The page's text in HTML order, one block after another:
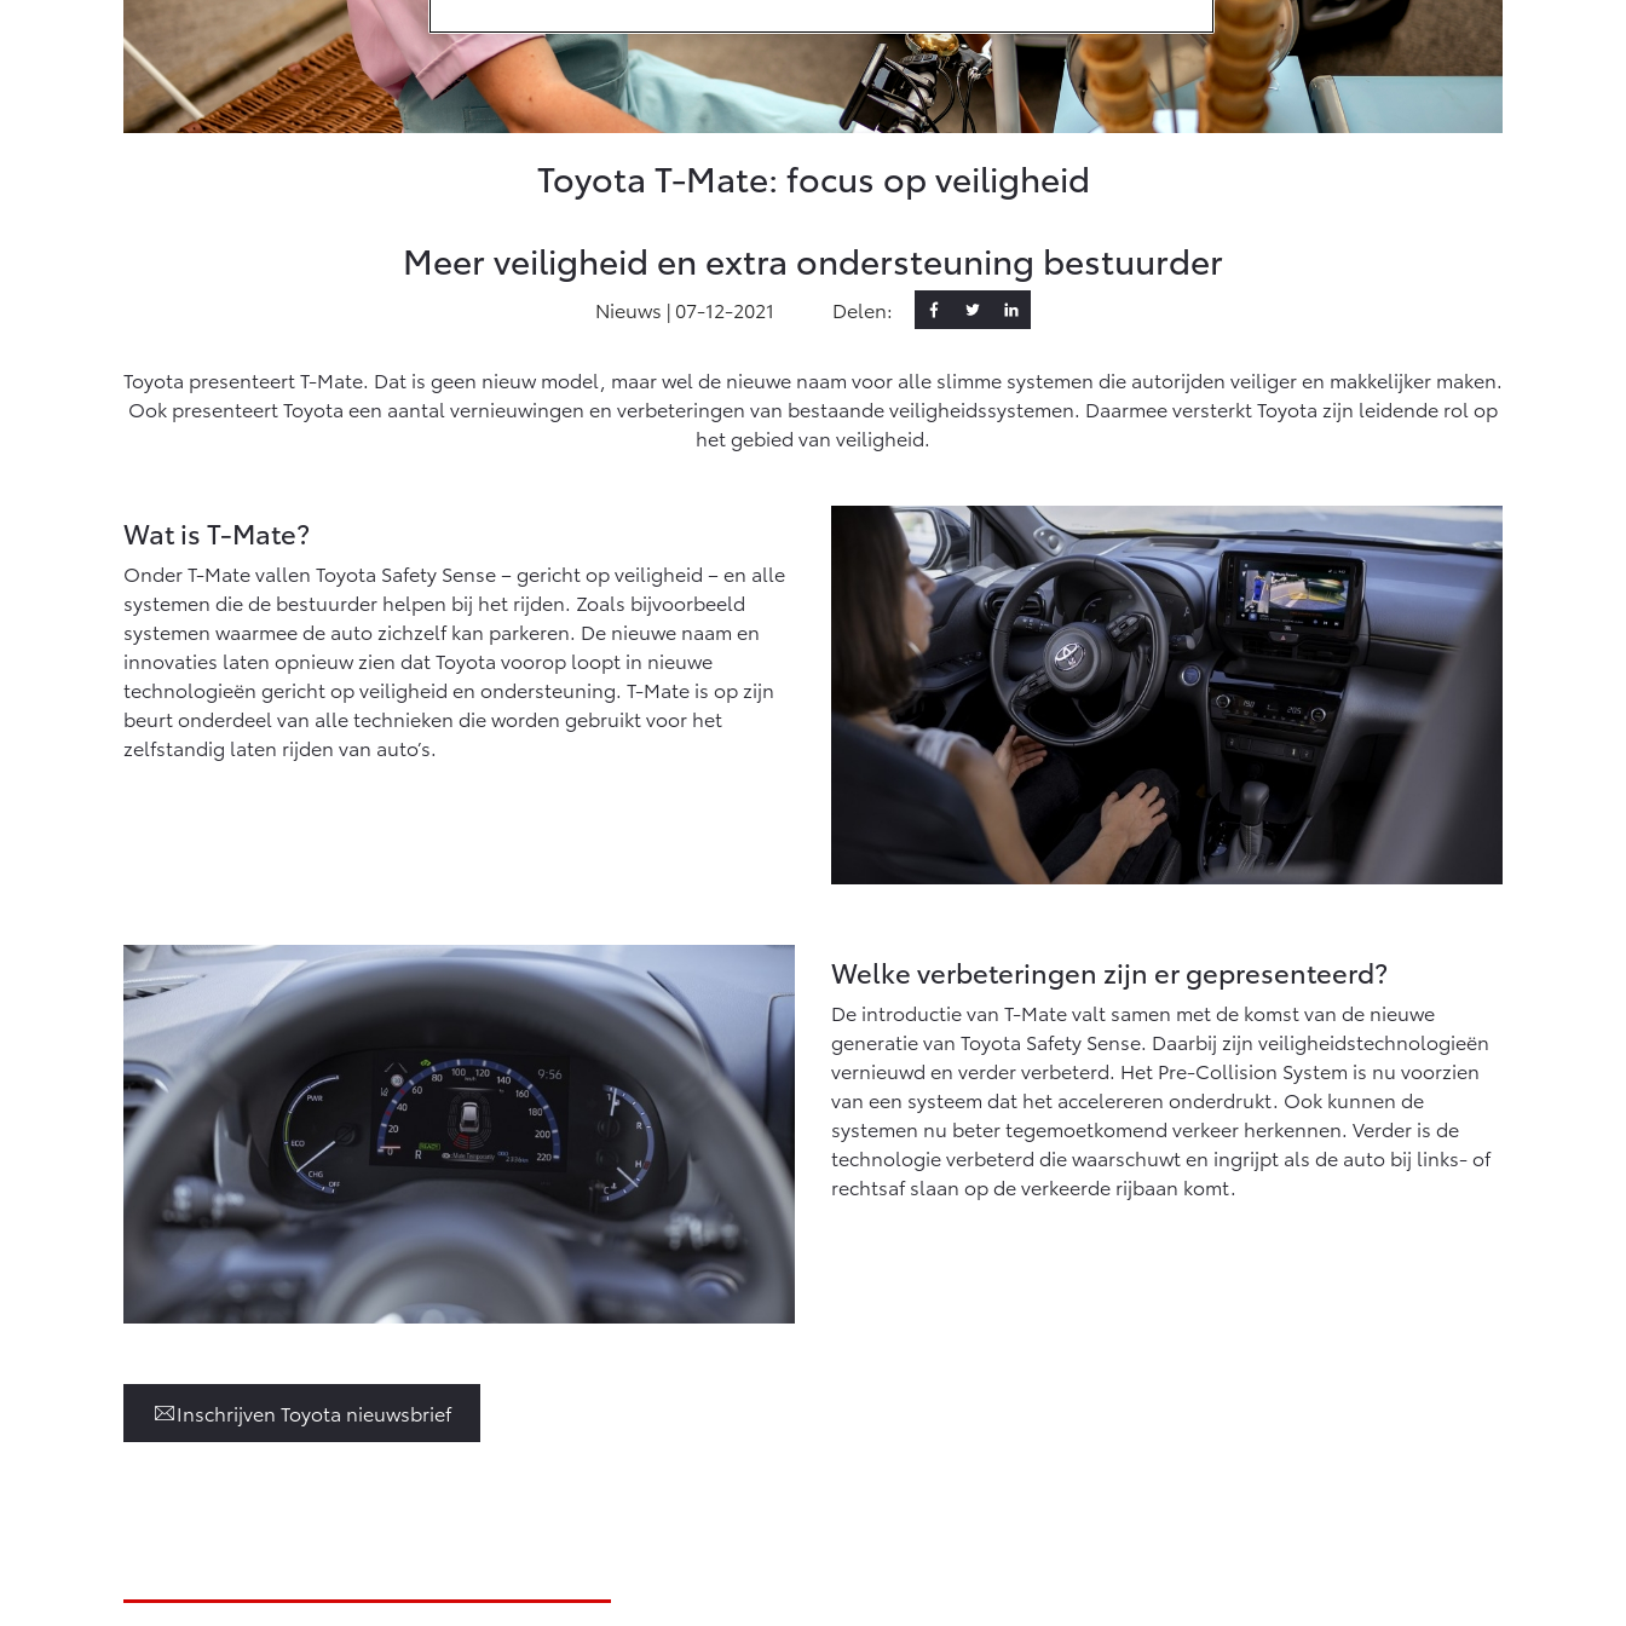
Connected
Connected Services
MyToyota login
MyToyota App
Abonnementen
Connected check
Toyota T-Mate: focus op veiligheid
Meer veiligheid en extra ondersteuning bestuurder
Nieuws | 07-12-2021 Delen:
Toyota presenteert T-Mate. Dat is geen nieuw model, maar wel de nieuwe naam voor alle slimme systemen die autorijden veiliger en makkelijker maken.
Ook presenteert Toyota een aantal vernieuwingen en verbeteringen van bestaande veiligheidssystemen. Daarmee versterkt Toyota zijn leidende rol op
het gebied van veiligheid.
Wat is T-Mate?
Onder T-Mate vallen Toyota Safety Sense – gericht op veiligheid – en alle
systemen die de bestuurder helpen bij het rijden. Zoals bijvoorbeeld
systemen waarmee de auto zichzelf kan parkeren. De nieuwe naam en
innovaties laten opnieuw zien dat Toyota voorop loopt in nieuwe
technologieën gericht op veiligheid en ondersteuning. T-Mate is op zijn
beurt onderdeel van alle technieken die worden gebruikt voor het
zelfstandig laten rijden van auto’s.
Welke verbeteringen zijn er gepresenteerd?
De introductie van T-Mate valt samen met de komst van de nieuwe
generatie van Toyota Safety Sense. Daarbij zijn veiligheidstechnologieën
vernieuwd en verder verbeterd. Het Pre-Collision System is nu voorzien
van een systeem dat het accelereren onderdrukt. Ook kunnen de
systemen nu beter tegemoetkomend verkeer herkennen. Verder is de
technologie verbeterd die waarschuwt en ingrijpt als de auto bij links- of
rechtsaf slaan op de verkeerde rijbaan komt.
Inschrijven Toyota nieuwsbrief